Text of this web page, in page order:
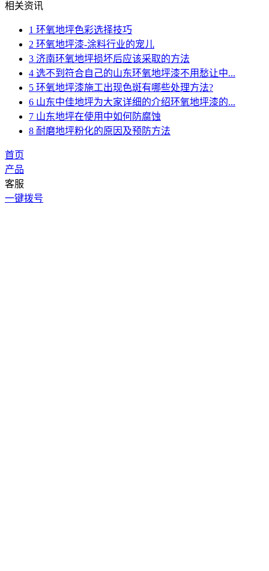
相关资讯
1 环氧地坪色彩选择技巧
2 环氧地坪漆-涂料行业的宠儿
3 济南环氧地坪损坏后应该采取的方法
4 选不到符合自己的山东环氧地坪漆不用愁让中...
5 环氧地坪漆施工出现色斑有哪些处理方法?
6 山东中佳地坪为大家详细的介绍环氧地坪漆的...
7 山东地坪在使用中如何防腐蚀
8 耐磨地坪粉化的原因及预防方法
首页
产品
客服
一键拨号